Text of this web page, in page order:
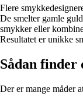
Flere
De smelter gamle
smykker eller
Resultatet er unikke
Sådan finder
Der er mange måder